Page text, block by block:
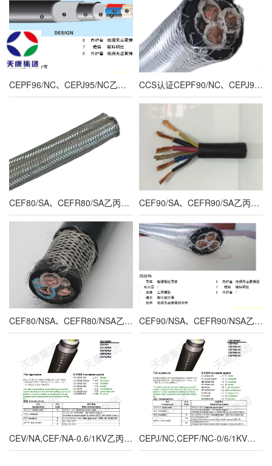
CEPF96/NC、CEPJ95/NC乙丙橡胶绝缘耐火船用铠装动力电缆 CCS认证CEPF90/NC、CEPJ90/NC乙丙橡胶绝缘耐火船用铠装动力电缆
CEF80/SA、CEFR80/SA乙丙橡胶绝缘屏蔽船用动力裸电缆 CEF90/SA、CEFR90/SA乙丙橡胶绝缘带钢丝船用铠装动力裸电缆
CEF80/NSA、CEFR80/NSA乙丙橡胶绝缘船用屏蔽动力裸电缆 CEF90/NSA、CEFR90/NSA乙丙橡胶绝缘带钢丝船用铠装动力裸电缆
CEV/NA,CEF/NA-0.6/1KV乙丙橡胶绝缘船用电力电缆 CEPJ/NC,CEPF/NC-0/6/1KV船用电力电缆,乙丙橡套绝缘低烟无卤耐火电力电缆